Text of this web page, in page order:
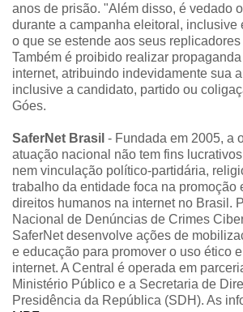
anos de prisão. "Além disso, é vedado
durante a campanha eleitoral, inclusive
o que se estende aos seus
Também é proibido realizar
internet, atribuindo indevidamente sua
inclusive a candidato, partido ou
Góes.
SaferNet Brasil - Fundada em 2005, a
atuação nacional não tem fins
nem vinculação político-partidária,
trabalho da entidade foca na promoção
direitos humanos na internet no Brasil.
Nacional de Denúncias de Crimes
SaferNet desenvolve ações de
e educação para promover o uso ético
internet. A Central é operada em
Ministério Público e a Secretaria de
Presidência da República (SDH). As